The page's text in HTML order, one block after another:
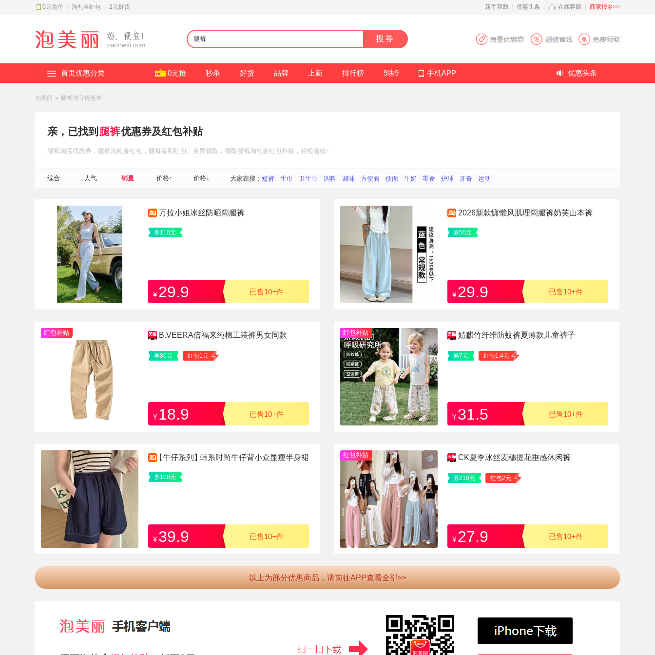
0元免单 淘礼金红包 2元好货 新手帮助 优惠头条 在线客服 商家报名>>
搜券
首页优惠分类 0元抢 秒杀 好货 品牌 上新 排行榜 9块9 手机APP 优惠头条
泡美丽 » 腿裤淘宝优惠券
亲，已找到 腿裤优惠券及红包补贴
腿裤淘宝优惠券 ，腿裤淘礼金红包 ，腿裤签到红包 ，免费领取，领取腿裤淘礼金红包补贴 ，轻松省钱~
综合 人气 销量 价格↑ 价格↓ 大家在搜： 短裤 生巾 卫生巾 调料 调味 方便面 便面 牛奶 零食 护理 牙膏 运动
万拉小姐冰丝防晒阔腿裤
券110元
¥ 29.9 已售10+件
2026新款慵懒风肌理阔腿裤奶芙山本裤
券50元
¥ 29.9 已售10+件
红包补贴 B.VEERA倍福来纯棉工装裤男女同款
券80元 红包1元
¥ 18.9 已售10+件
红包补贴 婧麒竹纤维防蚊裤夏薄款儿童裤子
券7元 红包1.4元
¥ 31.5 已售10+件
【牛仔系列】韩系时尚牛仔背小众显瘦半身裙
券100元
¥ 39.9 已售10+件
红包补贴 CK夏季冰丝麦穗提花垂感休闲裤
券210元 红包2元
¥ 27.9 已售10+件
以上为部分优惠商品，请前往APP查看全部>>